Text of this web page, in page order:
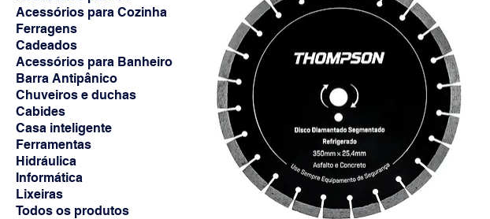
Acessórios para Cozinha
Ferragens
Cadeados
Acessórios para Banheiro
Barra Antipânico
Chuveiros e duchas
Cabides
Casa inteligente
Ferramentas
Hidráulica
Informática
Lixeiras
Todos os produtos